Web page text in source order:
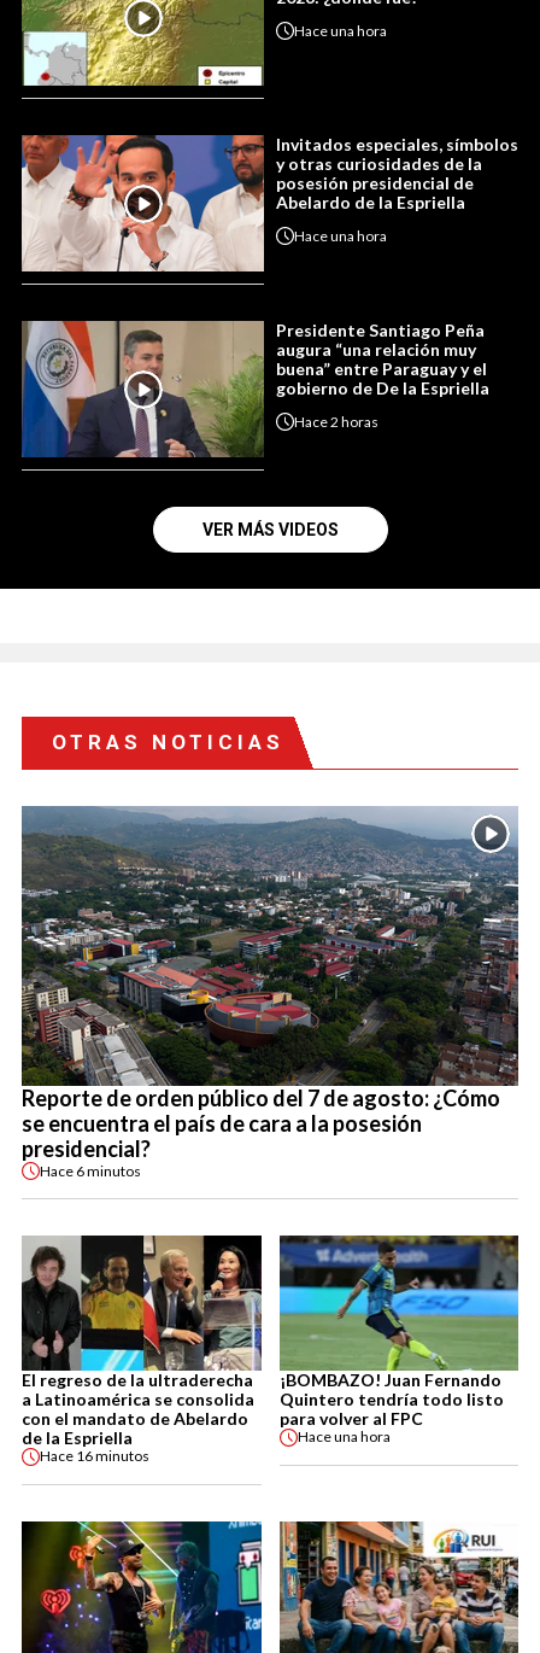
Haceuna hora
Invitados especiales, símbolos
y otras curiosidades de la
posesión presidencial de
Abelardo de la Espriella
Haceuna hora
Presidente Santiago Peña
augura “una relación muy
buena” entre Paraguay y el
gobierno de De la Espriella
Hace2 horas
VER MÁS VIDEOS
OTRAS NOTICIAS
Reporte de orden público del 7 de agosto: ¿Cómo
se encuentra el país de cara a la posesión
presidencial?
Hace 6 minutos
El regreso de la ultraderecha
a Latinoamérica se consolida
con el mandato de Abelardo
de la Espriella
Hace 16 minutos
¡BOMBAZO! Juan Fernando
Quintero tendría todo listo
para volver al FPC
Haceuna hora